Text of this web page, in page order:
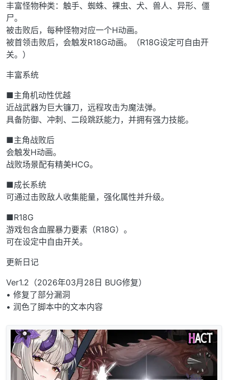
丰富怪物种类：触手、蜘蛛、裸虫、犬、兽人、异形、僵
尸。
被击败后，每种怪物对应一个H动画。
被首领击败后，会触发R18G动画。（R18G设定可自由开
关。）
丰富系统
■主角机动性优越
近战武器为巨大镰刀，远程攻击为魔法弹。
具备防御、冲刺、二段跳跃能力，并拥有强力技能。
■主角战败后
会触发H动画。
战败场景配有精美HCG。
■成长系统
可通过击败敌人收集能量，强化属性并升级。
■R18G
游戏包含血腥暴力要素（R18G）。
可在设定中自由开关。
更新日记
Ver1.2（2026年03月28日 BUG修复）
• 修复了部分漏洞
• 润色了脚本中的文本内容